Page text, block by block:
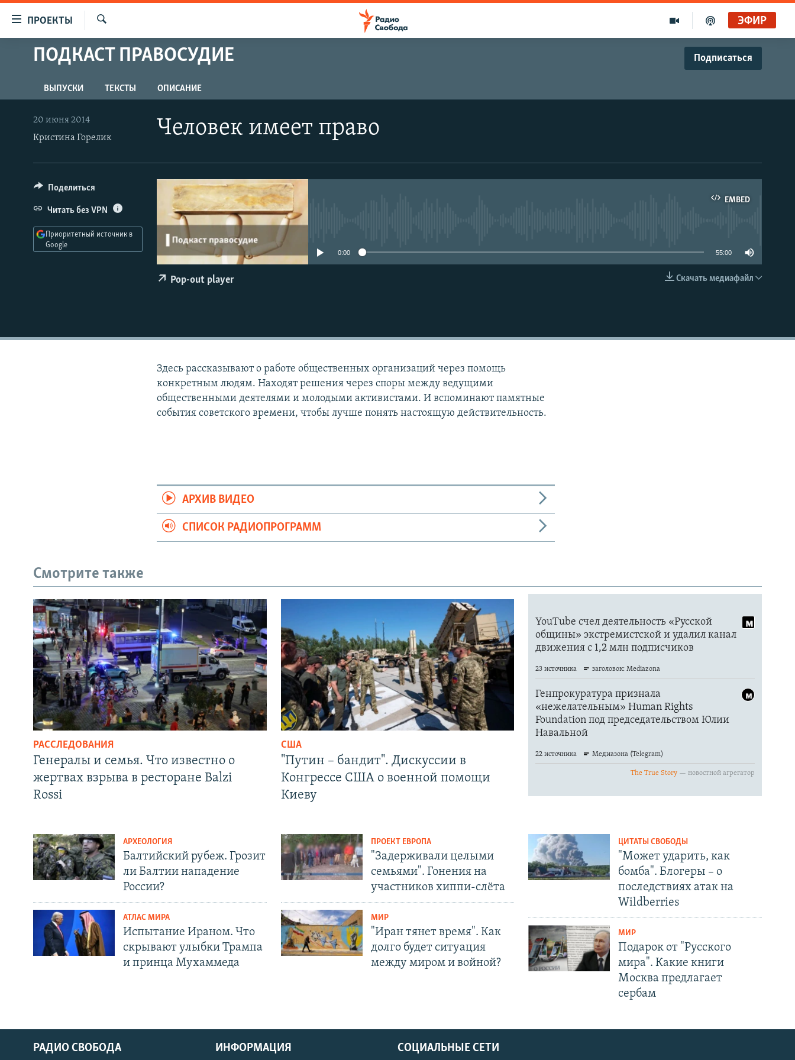
упрощенного
Вернуться
к
основному
содержанию
Вернутся
навигации
Вернутся
ПРОЕКТЫ
ПРОГРАММЫ
АВТОРСКИЕ ПРОЕКТЫ
ЦИТАТЫ СВОБОДЫ
МНЕНИЯ
КУЛЬТУРА
IDEL.РЕАЛИИ
КАВКАЗ.РЕАЛИИ
СЕВЕР.РЕАЛИИ
СИБИРЬ.РЕАЛИИ
ЭФИР
ПОДКАСТ ПРАВОСУДИЕ Подписаться
ВЫПУСКИ ТЕКСТЫ ОПИСАНИЕ
Человек имеет право
20 июня 2014
Кристина Горелик
EMBED
EMBED
0:00 55:00
Скачать медиафайл
Pop-out player
Поделиться
Читать без VPN
Приоритетный источник в
Google
Здесь рассказывают о работе общественных организаций через помощь
конкретным людям. Находят решения через споры между ведущими
общественными деятелями и молодыми активистами. И вспоминают памятные
события советского времени, чтобы лучше понять настоящую действительность.
АРХИВ ВИДЕО
СПИСОК РАДИОПРОГРАММ
Смотрите также
РАССЛЕДОВАНИЯ
Генералы и семья. Что известно о
жертвах взрыва в ресторане Balzi
Rossi
США
"Путин – бандит". Дискуссии в
Конгрессе США о военной помощи
Киеву
АРХЕОЛОГИЯ
Балтийский рубеж. Грозит
ли Балтии нападение
России?
АТЛАС МИРА
Испытание Ираном. Что
скрывают улыбки Трампа
и принца Мухаммеда
ПРОЕКТ ЕВРОПА
"Задерживали целыми
семьями". Гонения на
участников хиппи-слёта
МИР
"Иран тянет время". Как
долго будет ситуация
между миром и войной?
ЦИТАТЫ СВОБОДЫ
"Может ударить, как
бомба". Блогеры – о
последствиях атак на
Wildberries
МИР
Подарок от "Русского
мира". Какие книги
Москва предлагает
сербам
СОЦИАЛЬНЫЕ СЕТИ
РАДИО СВОБОДА ИНФОРМАЦИЯ